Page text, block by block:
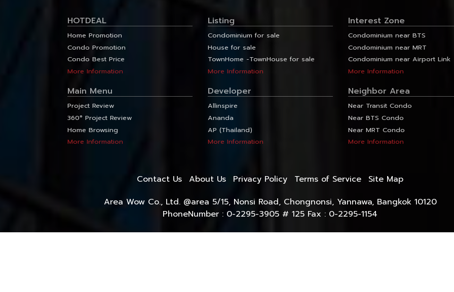
HOTDEAL
Home Promotion
Condo Promotion
Condo Best Price
More Information
Listing
Condominium for sale
House for sale
TownHome -TownHouse for sale
More Information
Interest Zone
Condominium near BTS
Condominium near MRT
Condominium near Airport Link
More Information
Main Menu
Project Review
360° Project Review
Home Browsing
More Information
Developer
Allinspire
Ananda
AP (Thailand)
More Information
Neighbor Area
Near Transit Condo
Near BTS Condo
Near MRT Condo
More Information
Contact Us About Us Privacy Policy Terms of Service
Site Map
Area Wow Co., Ltd. @area 5/15, Nonsi Road, Chongnonsi, Yannawa, Bangkok 10120
PhoneNumber : 0-2295-3905 # 125 Fax : 0-2295-1154